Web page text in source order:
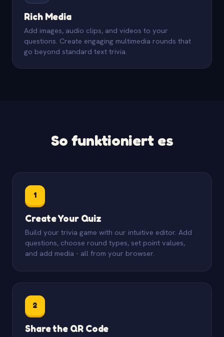
Rich Media
Add images, audio clips, and videos to your
questions. Create engaging multimedia rounds that
go beyond standard text trivia.
So funktioniert es
1
Create Your Quiz
Build your trivia game with our intuitive editor. Add
questions, choose round types, set point values,
and add media - all from your browser.
2
Share the QR Code